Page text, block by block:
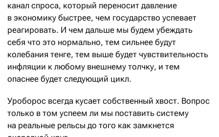
канал спроса, который переносит давление
в экономику быстрее, чем государство успевает
реагировать. И чем дальше мы будем убеждать
себя что это нормально, тем сильнее будут
колебания тенге, тем выше будет чувствительность
инфляции к любому внешнему толчку, и тем
опаснее будет следующий цикл.
Уроборос всегда кусает собственный хвост. Вопрос
только в том успеем ли мы поставить систему
на реальные рельсы до того как замкнется